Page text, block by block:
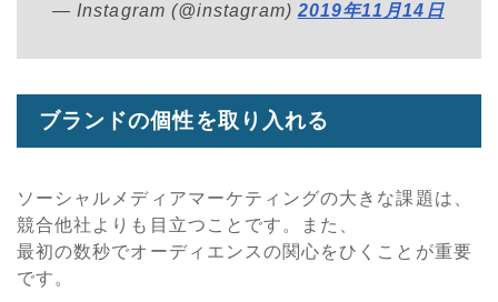
— Instagram (@instagram) 2019年11月14日
ブランドの個性を取り入れる
ソーシャルメディアマーケティングの大きな課題は、
競合他社よりも目立つことです。また、
最初の数秒でオーディエンスの関心をひくことが重要
です。